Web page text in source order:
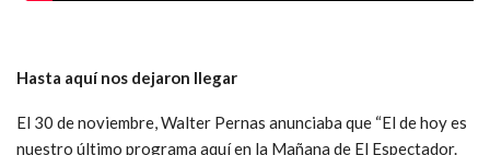
Hasta aquí nos dejaron llegar
El 30 de noviembre, Walter Pernas anunciaba que “El de hoy es
nuestro último programa aquí en la Mañana de El Espectador.